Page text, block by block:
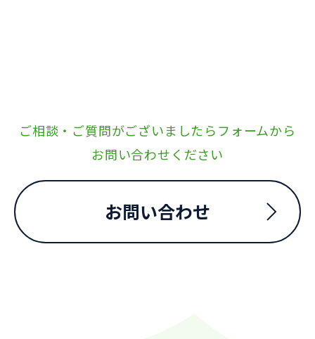
ご相談・ご質問がございましたらフォームから
お問い合わせください
お問い合わせ